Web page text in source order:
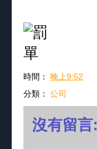
時間： 晚上9:52
分類： 公司
沒有留言: